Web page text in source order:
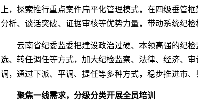
上，探索推行重点案件扁平化管理模式，在四级垂管
分析、谈话突破、证据审核等优势力量，带动系统纪检
云南省纪委监委把建设政治过硬、本领高强的纪
选、转任调任等方式，加大纪检监察、法律、经济、
调，通过下派、平调、提任等多种方式，稳步推进市
聚焦一线需求，分级分类开展全员培训